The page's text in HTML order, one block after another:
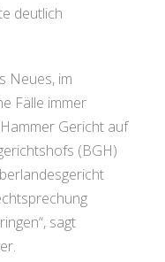
deutlich
Neues, im
Fälle immer
Gericht auf
(BGH)
sagt